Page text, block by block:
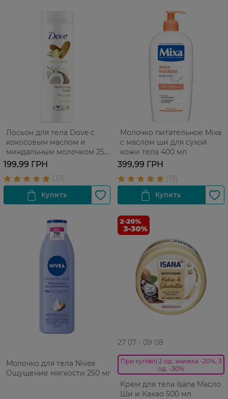
Лосьон для тела Dove с
кокосовым маслом и
миндальным молочком 250
мл
199,99 ГРН
Молочко питательное Mixa
с маслом ши для сухой
кожи тела 400 мл
399,99 ГРН
Молочко для тела Nivea
Ощущение мягкости 250 мл
27 07 - 09 08
При купівлі 2 од. знижка -20%, 3
од. -30%
Крем для тела Isana Масло
Ши и Какао 500 мл